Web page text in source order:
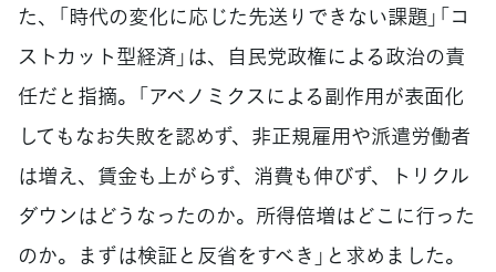
た、「時代の変化に応じた先送りできない課題」「コ
ストカット型経済」は、自民党政権による政治の責
任だと指摘。「アベノミクスによる副作用が表面化
してもなお失敗を認めず、非正規雇用や派遣労働者
は増え、賃金も上がらず、消費も伸びず、トリクル
ダウンはどうなったのか。所得倍増はどこに行った
のか。まずは検証と反省をすべき」と求めました。